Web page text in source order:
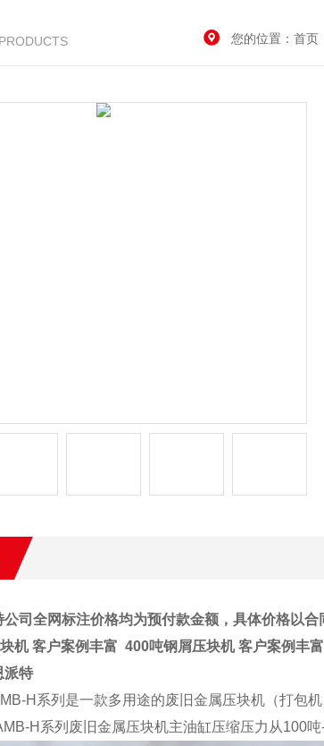
您的位置：首页
司全网标注价格均为预付款金额，具体价格以合
机 客户案例丰富 400吨钢屑压块机 客户案例丰富
派特
H系列是一款多用途的废旧金属压块机（打包
H系列废旧金属压块机主油缸压缩压力从100